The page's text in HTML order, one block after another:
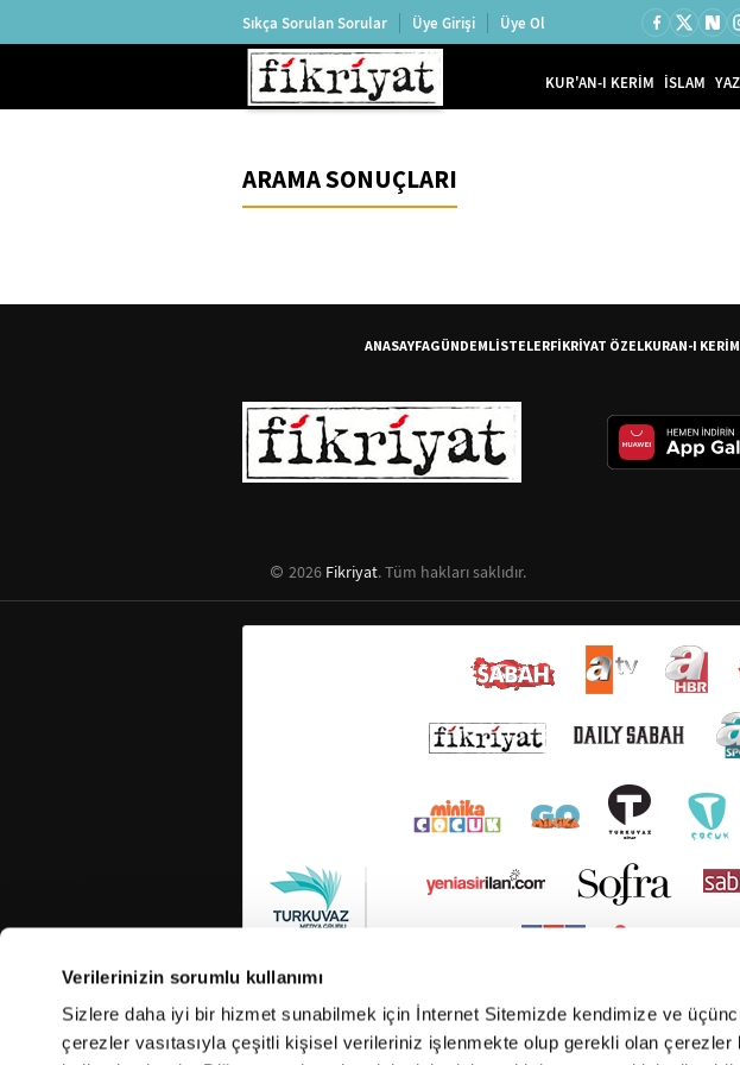
Verilerinizin sorumlu kullanımı
Sizlere daha iyi bir hizmet sunabilmek için İnternet Sitemizde kendimize ve
çerezler vasıtasıyla çeşitli kişisel verileriniz işlenmekte olup gerekli olan çerezler
Sıkça Sorulan Sorular Üye Girişi Üye Ol
KUR'AN-I KERİM İSLAM
ARAMA SONUÇLARI
ANASAYFAGÜNDEMLİSTELERFİKRİYAT ÖZELKURAN-I KERİM
2026 Fikriyat. Tüm hakları saklıdır.